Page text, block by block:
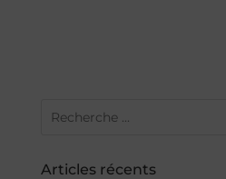
Articles récents